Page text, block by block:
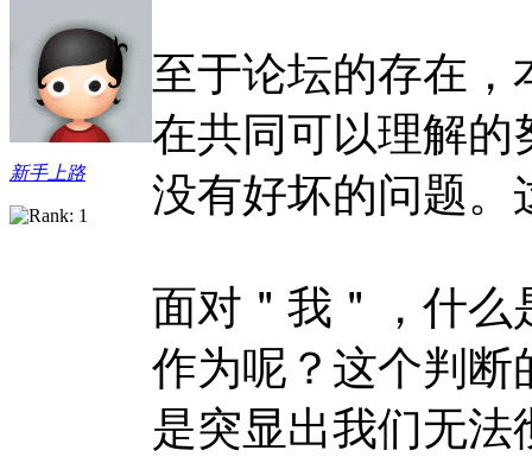
新手上路
至于论坛的存在，
在共同可以理解的
没有好坏的问题。
面对＂我＂，什么
作为呢？这个判断
是突显出我们无